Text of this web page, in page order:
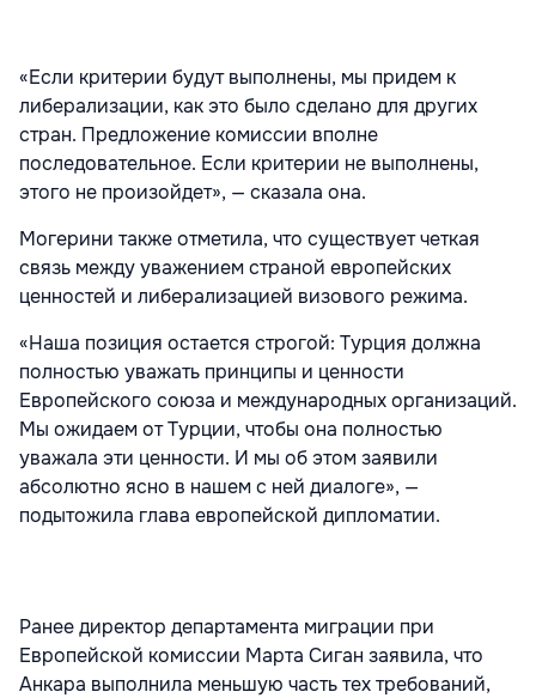
«Если критерии будут выполнены, мы придем к
либерализации, как это было сделано для других
стран. Предложение комиссии вполне
последовательное. Если критерии не выполнены,
этого не произойдет», — сказала она.
Могерини также отметила, что существует четкая
связь между уважением страной европейских
ценностей и либерализацией визового режима.
«Наша позиция остается строгой: Турция должна
полностью уважать принципы и ценности
Европейского союза и международных организаций.
Мы ожидаем от Турции, чтобы она полностью
уважала эти ценности. И мы об этом заявили
абсолютно ясно в нашем с ней диалоге», —
подытожила глава европейской дипломатии.
Ранее директор департамента миграции при
Европейской комиссии Марта Сиган заявила, что
Анкара выполнила меньшую часть тех требований,